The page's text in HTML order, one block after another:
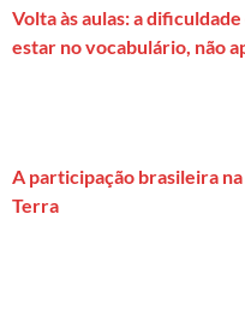
Volta às aulas: a
estar no vocabulário, não
A participação brasileira
Terra